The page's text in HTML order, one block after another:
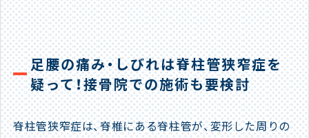
足腰の痛み・しびれは脊柱管狭窄症を
疑って！接骨院での施術も要検討
脊柱管狭窄症は、脊椎にある脊柱管が、変形した周りの